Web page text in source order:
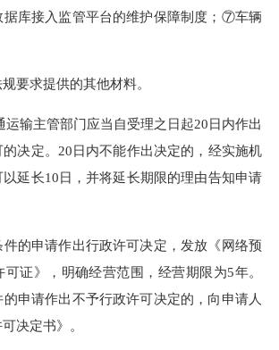
库接入监管平台的维护保障制度；⑦车辆
求提供的其他材料。
输主管部门应当自受理之日起20日内作出
决定。20日内不能作出决定的，经实施机
延长10日，并将延长期限的理由告知申请
申请作出行政许可决定，发放《网络预
证》，明确经营范围，经营期限为5年。
申请作出不予行政许可决定的，向申请人
决定书》。